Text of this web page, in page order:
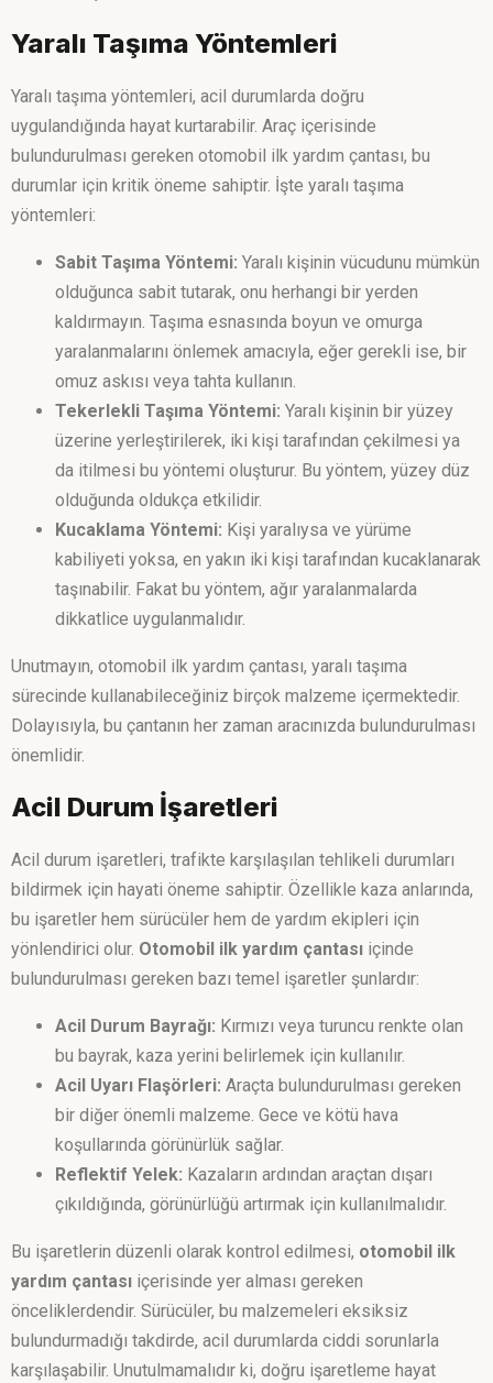
Yaralı Taşıma Yöntemleri
Yaralı taşıma yöntemleri, acil durumlarda doğru
uygulandığında hayat kurtarabilir. Araç içerisinde
bulundurulması gereken otomobil ilk yardım çantası, bu
durumlar için kritik öneme sahiptir. İşte yaralı taşıma
yöntemleri:
Sabit Taşıma Yöntemi: Yaralı kişinin vücudunu mümkün
olduğunca sabit tutarak, onu herhangi bir yerden
kaldırmayın. Taşıma esnasında boyun ve omurga
yaralanmalarını önlemek amacıyla, eğer gerekli ise, bir
omuz askısı veya tahta kullanın.
Tekerlekli Taşıma Yöntemi: Yaralı kişinin bir yüzey
üzerine yerleştirilerek, iki kişi tarafından çekilmesi ya
da itilmesi bu yöntemi oluşturur. Bu yöntem, yüzey düz
olduğunda oldukça etkilidir.
Kucaklama Yöntemi: Kişi yaralıysa ve yürüme
kabiliyeti yoksa, en yakın iki kişi tarafından kucaklanarak
taşınabilir. Fakat bu yöntem, ağır yaralanmalarda
dikkatlice uygulanmalıdır.
Unutmayın, otomobil ilk yardım çantası, yaralı taşıma
sürecinde kullanabileceğiniz birçok malzeme içermektedir.
Dolayısıyla, bu çantanın her zaman aracınızda bulundurulması
önemlidir.
Acil Durum İşaretleri
Acil durum işaretleri, trafikte karşılaşılan tehlikeli durumları
bildirmek için hayati öneme sahiptir. Özellikle kaza anlarında,
bu işaretler hem sürücüler hem de yardım ekipleri için
yönlendirici olur. Otomobil ilk yardım çantası içinde
bulundurulması gereken bazı temel işaretler şunlardır:
Acil Durum Bayrağı: Kırmızı veya turuncu renkte olan
bu bayrak, kaza yerini belirlemek için kullanılır.
Acil Uyarı Flaşörleri: Araçta bulundurulması gereken
bir diğer önemli malzeme. Gece ve kötü hava
koşullarında görünürlük sağlar.
Reflektif Yelek: Kazaların ardından araçtan dışarı
çıkıldığında, görünürlüğü artırmak için kullanılmalıdır.
Bu işaretlerin düzenli olarak kontrol edilmesi, otomobil ilk
yardım çantası içerisinde yer alması gereken
önceliklerdendir. Sürücüler, bu malzemeleri eksiksiz
bulundurmadığı takdirde, acil durumlarda ciddi sorunlarla
karşılaşabilir. Unutulmamalıdır ki, doğru işaretleme hayat